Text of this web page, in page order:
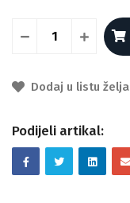
Dodaj u listu želja
Podijeli artikal: